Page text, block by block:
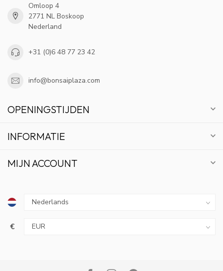
Omloop 4
2771 NL Boskoop
Nederland
+31 (0)6 48 77 23 42
info@bonsaiplaza.com
OPENINGSTIJDEN
INFORMATIE
MIJN ACCOUNT
€